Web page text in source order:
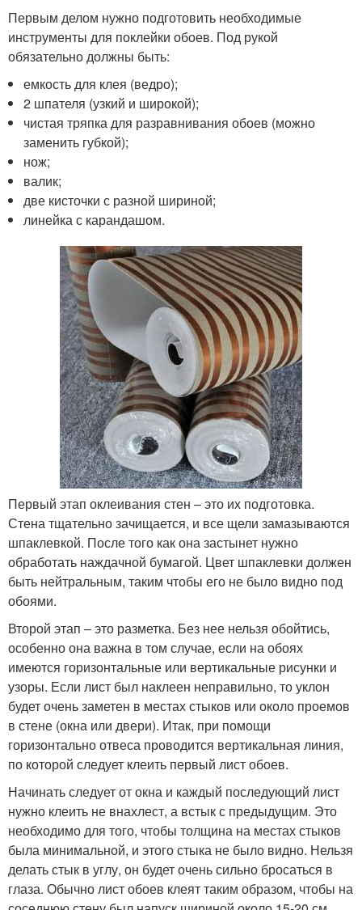
Первым делом нужно подготовить необходимые
инструменты для поклейки обоев. Под рукой
обязательно должны быть:
емкость для клея (ведро);
2 шпателя (узкий и широкой);
чистая тряпка для разравнивания обоев (можно
заменить губкой);
нож;
валик;
две кисточки с разной шириной;
линейка с карандашом.
Первый этап оклеивания стен – это их подготовка.
Стена тщательно зачищается, и все щели замазываются
шпаклевкой. После того как она застынет нужно
обработать наждачной бумагой. Цвет шпаклевки должен
быть нейтральным, таким чтобы его не было видно под
обоями.
Второй этап – это разметка. Без нее нельзя обойтись,
особенно она важна в том случае, если на обоях
имеются горизонтальные или вертикальные рисунки и
узоры. Если лист был наклеен неправильно, то уклон
будет очень заметен в местах стыков или около проемов
в стене (окна или двери). Итак, при помощи
горизонтально отвеса проводится вертикальная линия,
по которой следует клеить первый лист обоев.
Начинать следует от окна и каждый последующий лист
нужно клеить не внахлест, а встык с предыдущим. Это
необходимо для того, чтобы толщина на местах стыков
была минимальной, и этого стыка не было видно. Нельзя
делать стык в углу, он будет очень сильно бросаться в
глаза. Обычно лист обоев клеят таким образом, чтобы на